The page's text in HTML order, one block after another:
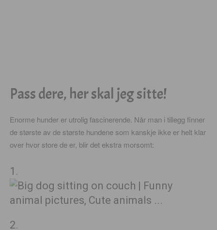
Pass dere, her skal jeg sitte!
Enorme hunder er utrolig fascinerende. Når man i tillegg finner
de største av de største hundene som kanskje ikke er helt klar
over hvor store de er, blir det ekstra morsomt:
1.
2.